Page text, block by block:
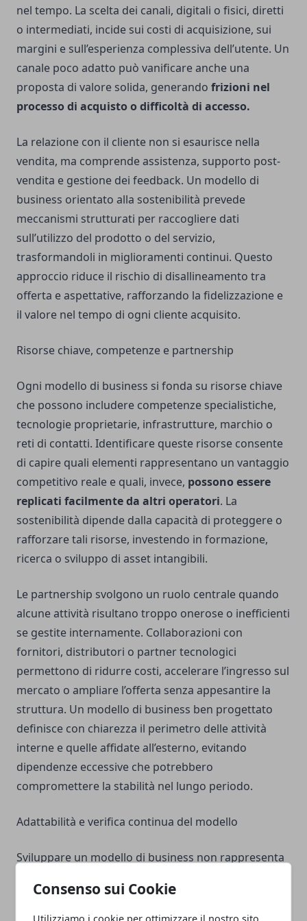
Consenso sui Cookie
Utilizziamo i cookie per ottimizzare il nostro sito
nel tempo. La scelta dei canali, digitali o fisici, diretti
o intermediati, incide sui costi di acquisizione, sui
margini e sull’esperienza complessiva dell’utente. Un
canale poco adatto può vanificare anche una
proposta di valore solida, generando frizioni nel
processo di acquisto o difficoltà di accesso.
La relazione con il cliente non si esaurisce nella
vendita, ma comprende assistenza, supporto post-
vendita e gestione dei feedback. Un modello di
business orientato alla sostenibilità prevede
meccanismi strutturati per raccogliere dati
sull’utilizzo del prodotto o del servizio,
trasformandoli in miglioramenti continui. Questo
approccio riduce il rischio di disallineamento tra
offerta e aspettative, rafforzando la fidelizzazione e
il valore nel tempo di ogni cliente acquisito.
Risorse chiave, competenze e partnership
Ogni modello di business si fonda su risorse chiave
che possono includere competenze specialistiche,
tecnologie proprietarie, infrastrutture, marchio o
reti di contatti. Identificare queste risorse consente
di capire quali elementi rappresentano un vantaggio
competitivo reale e quali, invece, possono essere
replicati facilmente da altri operatori. La
sostenibilità dipende dalla capacità di proteggere o
rafforzare tali risorse, investendo in formazione,
ricerca o sviluppo di asset intangibili.
Le partnership svolgono un ruolo centrale quando
alcune attività risultano troppo onerose o inefficienti
se gestite internamente. Collaborazioni con
fornitori, distributori o partner tecnologici
permettono di ridurre costi, accelerare l’ingresso sul
mercato o ampliare l’offerta senza appesantire la
struttura. Un modello di business ben progettato
definisce con chiarezza il perimetro delle attività
interne e quelle affidate all’esterno, evitando
dipendenze eccessive che potrebbero
compromettere la stabilità nel lungo periodo.
Adattabilità e verifica continua del modello
Sviluppare un modello di business non rappresenta
adattamento continuo basato su dati e risultati
osservabili. Le condizioni di mercato, le preferenze